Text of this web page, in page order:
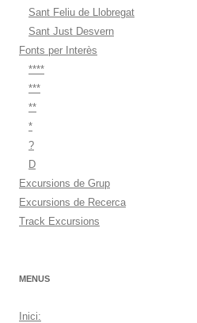
Sant Feliu de Llobregat
Sant Just Desvern
Fonts per Interès
****
***
**
*
?
D
Excursions de Grup
Excursions de Recerca
Track Excursions
MENUS
Inici: